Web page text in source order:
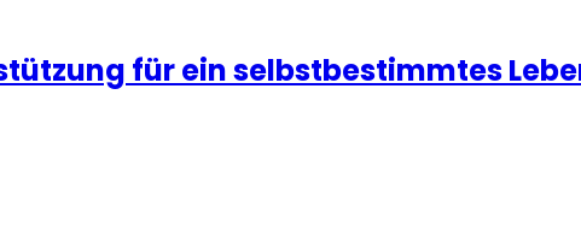
für ein selbstbestimmtes